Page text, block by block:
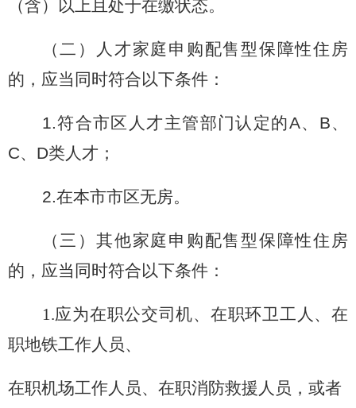
（含）以上且处于在缴状态。
（二）人才家庭申购配售型保障性住房
的，应当同时符合以下条件：
1.符合市区人才主管部门认定的A、 B、
C、 D类人才；
2.在本市市区无房。
（三）其他家庭申购配售型保障性住房
的，应当同时符合以下条件：
1.应为在职公交司机、在职环卫工人、在
职地铁工作人员、
在职机场工作人员、在职消防救援人员，或者